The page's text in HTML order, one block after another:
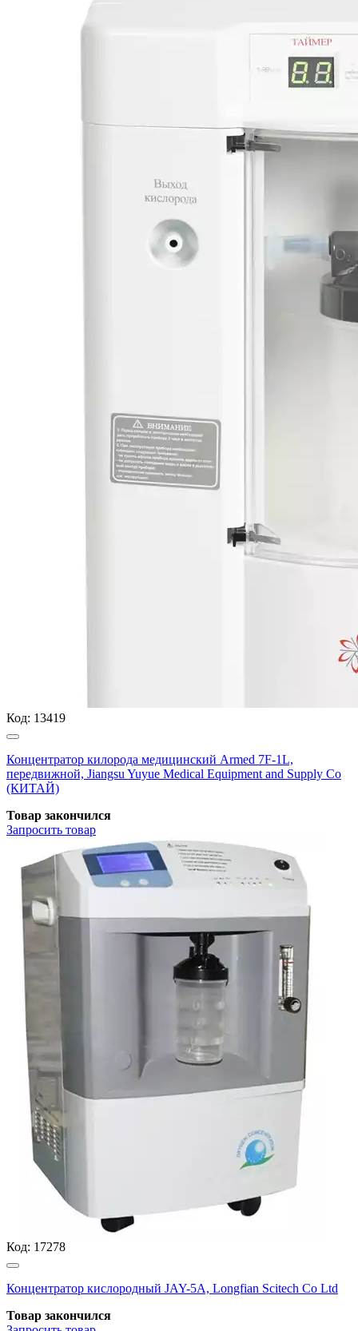
Код: 13419
Концентратор килорода медицинский Armed 7F-1L,
передвижной, Jiangsu Yuyue Medical Equipment and Supply Co
(КИТАЙ)
Товар закончился
Запросить товар
Код: 17278
Концентратор кислородный JAY-5А, Longfian Scitech Co Ltd
Товар закончился